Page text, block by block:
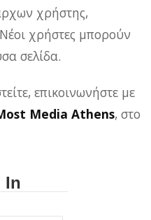
χρήστης,
χρήστες μπορούν
σελίδα.
επικοινωνήστε με
Media Athens, στο
In